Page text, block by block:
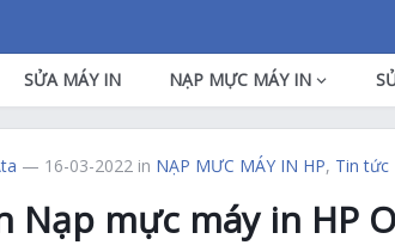
SỬA MÁY IN NẠP MỰC MÁY IN
— 16-03-2022 in NẠP MƯC MÁY IN HP, Tin tức
Nạp mực máy in HP